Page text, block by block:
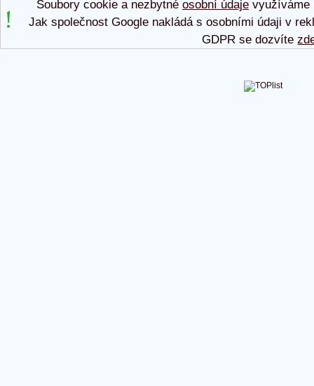
Soubory cookie a nezbytné osobní údajevyužíváme
Jak společnost Google nakládá s osobními údaji v
GDPR se dozvíte